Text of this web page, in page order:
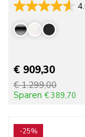
€ 909,30
€ 1.299,00
Sparen € 389,70
-25%